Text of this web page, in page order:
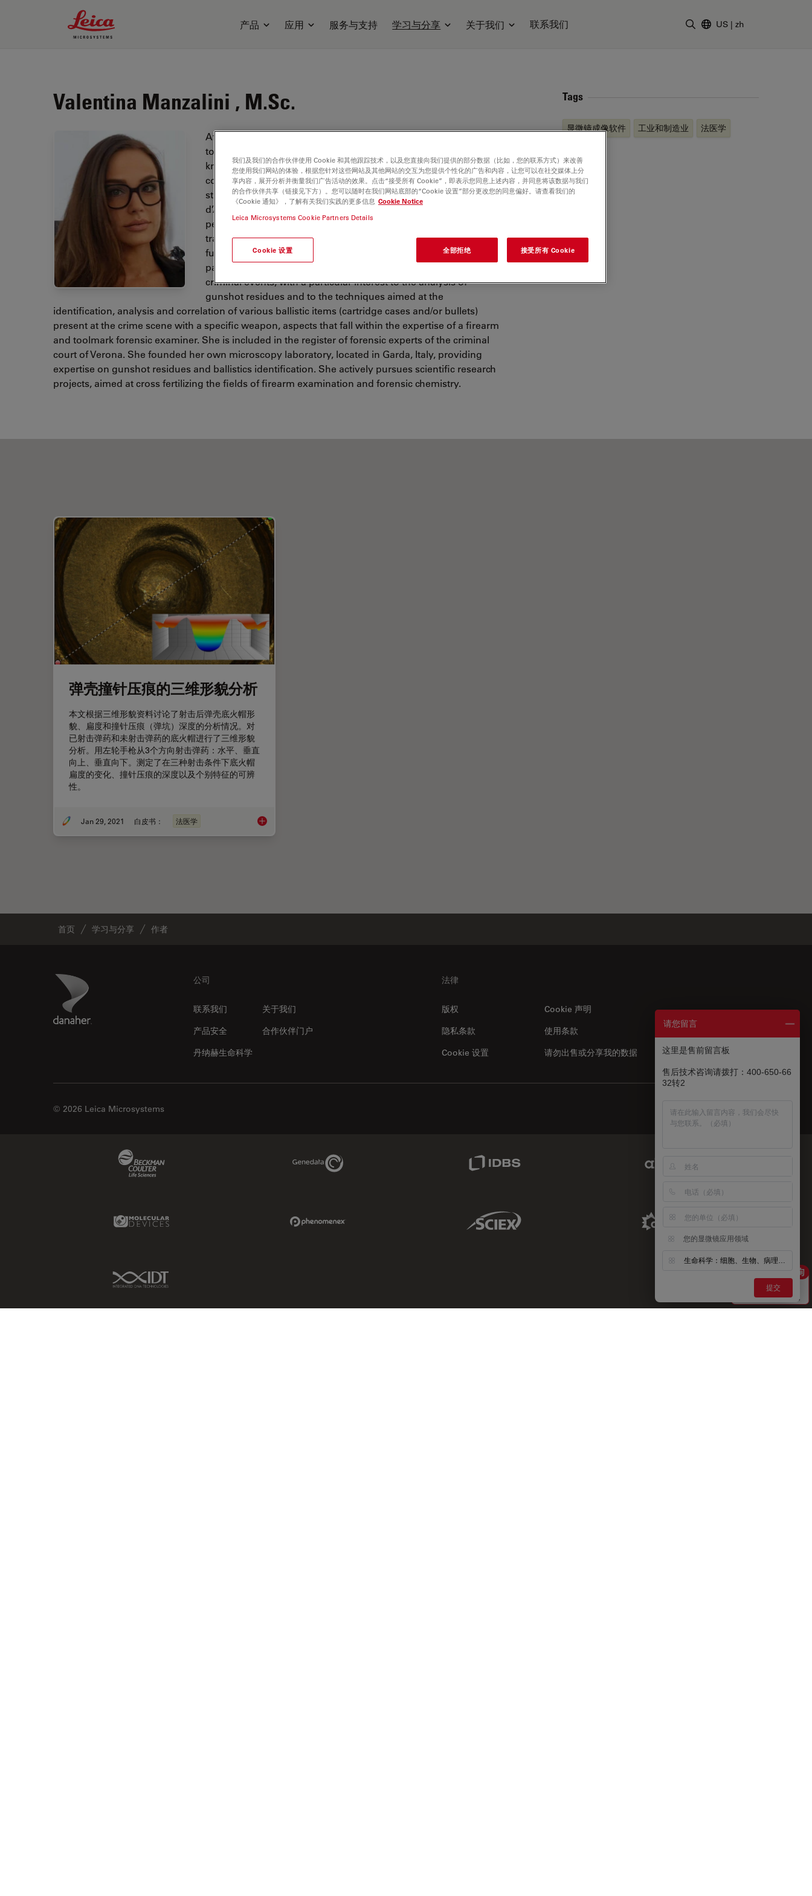
Leica Microsystems Logo
产品 应用 服务与支持 学习与分享 关于我们 联系我们 US | zh
Valentina Manzalini , M.Sc.
After obtaining a Master Degree in Biological Sciences, from 2010
to 2016, Valentina Manzalini acquired an experience and specific
knowledge in the field of criminalistics, working as technical
collaborator in the Forensic Pathology and Forensic Ballistics
study, based in Bologna, directed by Prof. Corrado Cipolla
d’Abruzzo, former professor at the University of Chieti. During this
period, she integrated and deepened her knowledge, following a
training course firstly focused on general criminalistics, and
further on centred more in detail on Forensic Ballistics. In this
particular field, she studies all aspects related to firearms in
criminal events, with a particular interest to the analysis of
gunshot residues and to the techniques aimed at the
identification, analysis and correlation of various ballistic items (cartridge cases and/or bullets)
present at the crime scene with a specific weapon, aspects that fall within the expertise of a firearm
and toolmark forensic examiner. She is included in the register of forensic experts of the criminal
court of Verona. She founded her own microscopy laboratory, located in Garda, Italy, providing
expertise on gunshot residues and ballistics identification. She actively pursues scientific research
projects, aimed at cross fertilizing the fields of firearm examination and forensic chemistry.
Tags
显微镜成像软件 工业和制造业 法医学
弹壳撞针压痕的三维形貌分析
本文根据三维形貌资料讨论了射击后弹壳底火帽形
貌、扁度和撞针压痕（弹坑）深度的分析情况。对
已射击弹药和未射击弹药的底火帽进行了三维形貌
分析。用左轮手枪从3个方向射击弹药：水平、垂直
向上、垂直向下。测定了在三种射击条件下底火帽
扁度的变化、撞针压痕的深度以及个别特征的可辨
性。
Jan 29, 2021 白皮书： 法医学 弹壳撞针压痕的三维形貌分析
首页 学习与分享 作者
Danaher Logo 公司
联系我们
关于我们
产品安全
合作伙伴门户
丹纳赫生命科学
法律
版权
Cookie 声明
隐私条款
请勿出售或分享我的数据
使用条款
Cookie 设置
US|zh
© 2026 Leica Microsystems
Genedata Link
Molecular Devices Link Sciex Link Aldevron Link
IDT Link
我们及我们的合作伙伴使用 Cookie 和其他跟踪技术，以及您直接向我们提供的部分数据（比如，您的联系方式）来改善
您使用我们网站的体验，根据您针对这些网站及其他网站的交互为您提供个性化的广告和内容，让您可以在社交媒体上分
享内容，展开分析并衡量我们广告活动的效果。点击“接受所有 Cookie”，即表示您同意上述内容，并同意将该数据与我们
的合作伙伴共享（链接见下方）。您可以随时在我们网站底部的“Cookie 设置”部分更改您的同意偏好。请查看我们的
《Cookie 通知》，了解有关我们实践的更多信息 Cookie Notice
Leica Microsystems Cookie Partners Details
Cookie 设置 全部拒绝 接受所有 Cookie
请您留言
这里是售前留言板
售后技术咨询请拨打：400-650-66
32转2
您的显微镜应用领域
生命科学：细胞、生物、病理、神经等
提交